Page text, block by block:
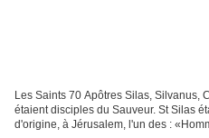
Les Saints 70 Apôtres Silas, Silvanus,
étaient disciples du Sauveur. St Silas
d'origine, à Jérusalem, l'un des :